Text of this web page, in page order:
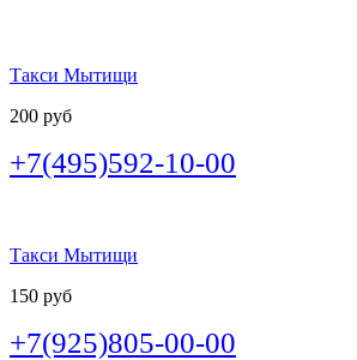
Такси Мытищи
200 руб
+7(495)592-10-00
Такси Мытищи
150 руб
+7(925)805-00-00